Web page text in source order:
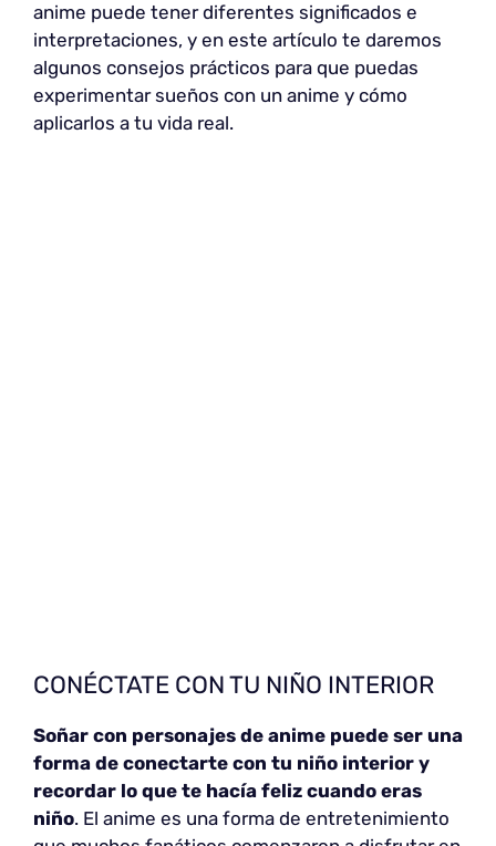
anime puede tener diferentes significados e
interpretaciones, y en este artículo te daremos
algunos consejos prácticos para que puedas
experimentar sueños con un anime y cómo
aplicarlos a tu vida real.
CONÉCTATE CON TU NIÑO INTERIOR
Soñar con personajes de anime puede ser una
forma de conectarte con tu niño interior y
recordar lo que te hacía feliz cuando eras
niño. El anime es una forma de entretenimiento